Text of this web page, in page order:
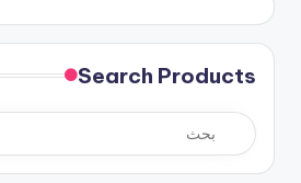
Search Products